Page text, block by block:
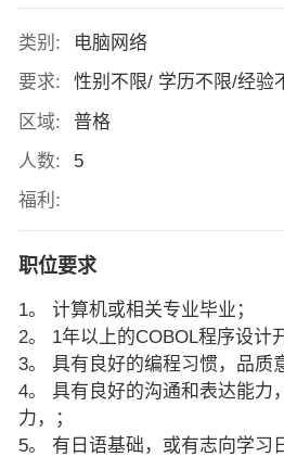
类别:
电脑网络
要求:
性别不限/ 学历不限/经验
区域:
普格
人数:
5
福利:
职位要求
1。 计算机或相关专业毕业；
2。 1年以上的COBOL程序设计
3。 具有良好的编程习惯，品质
4。 具有良好的沟通和表达能力
力，；
5。 有日语基础，或有志向学习